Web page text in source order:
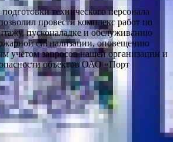
технического персонала
провести комплекс работ по
пусконаладке и обслуживанию
сигнализации, оповещению
учётом запросов нашей организации и
объектов ОАО «Порт